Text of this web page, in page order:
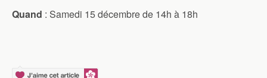
Quand : Samedi 15 décembre de 14h à 18h